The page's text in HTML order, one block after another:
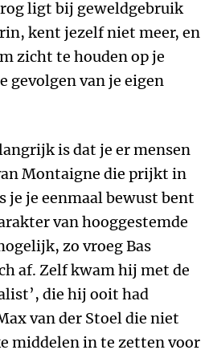
ligt bij geweldgebruik
kent jezelf niet meer, en
zicht te houden op je
gevolgen van je eigen
is dat je er mensen
Montaigne die prijkt in
je je eenmaal bewust bent
van hooggestemde
zo vroeg Bas
af. Zelf kwam hij met de
die hij ooit had
van der Stoel die niet
middelen in te zetten voor